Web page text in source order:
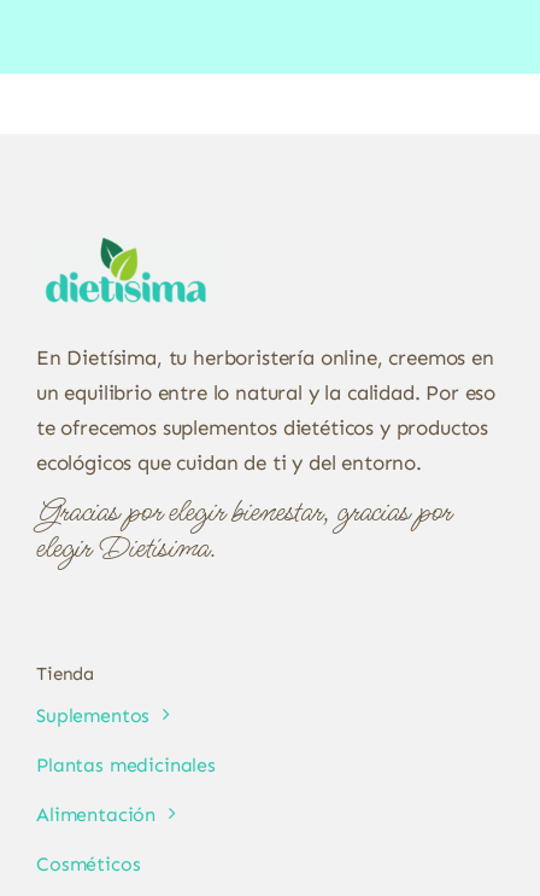
En Dietísima, tu herboristería online, creemos en
un equilibrio entre lo natural y la calidad. Por eso
te ofrecemos suplementos dietéticos y productos
ecológicos que cuidan de ti y del entorno.
Gracias por elegir bienestar, gracias por
elegir Dietísima.
Tienda
Suplementos
Plantas medicinales
Alimentación
Cosméticos